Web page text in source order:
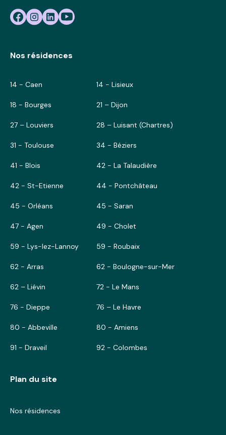
Nos résidences
14 - Caen 14 - Lisieux
18 - Bourges 21 – Dijon
27 – Louviers 28 – Luisant (Chartres)
31 - Toulouse 34 - Béziers
41 - Blois 42 - La Talaudière
42 - St-Etienne 44 - Pontchâteau
45 - Orléans 45 - Saran
47 - Agen 49 - Cholet
59 - Lys-lez-Lannoy 59 - Roubaix
62 - Arras 62 - Boulogne-sur-Mer
62 – Liévin 72 - Le Mans
76 - Dieppe 76 – Le Havre
80 - Abbeville 80 - Amiens
91 - Draveil 92 - Colombes
Plan du site
Nos résidences